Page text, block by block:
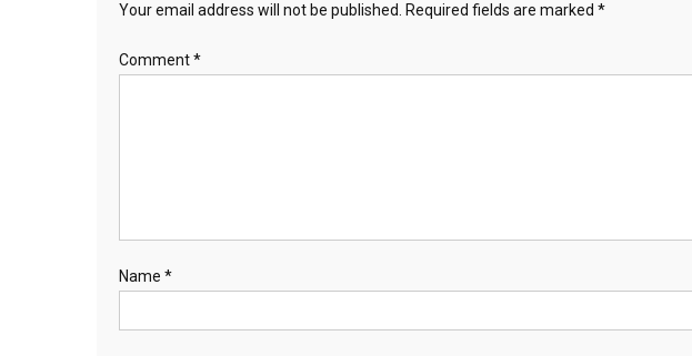
Your email address will not be published. Required fields are marked *
Comment*
Name *